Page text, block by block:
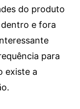
do produto
e fora
para
existe a